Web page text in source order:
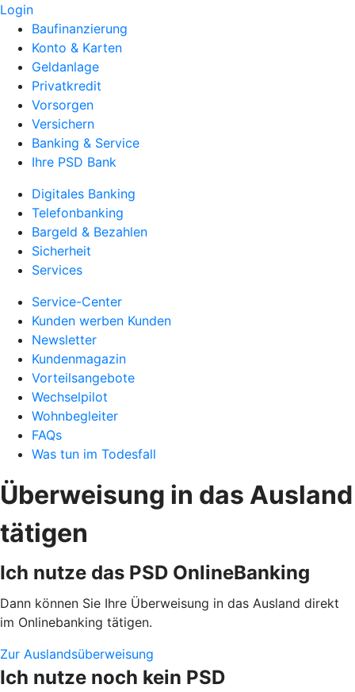
Login
Baufinanzierung
Konto & Karten
Geldanlage
Privatkredit
Vorsorgen
Versichern
Banking & Service
Ihre PSD Bank
Digitales Banking
Telefonbanking
Bargeld & Bezahlen
Sicherheit
Services
Service-Center
Kunden werben Kunden
Newsletter
Kundenmagazin
Vorteilsangebote
Wechselpilot
Wohnbegleiter
FAQs
Was tun im Todesfall
Überweisung in das Ausland
tätigen
Ich nutze das PSD OnlineBanking
Dann können Sie Ihre Überweisung in das Ausland direkt
im Onlinebanking tätigen.
Zur Auslandsüberweisung
Ich nutze noch kein PSD